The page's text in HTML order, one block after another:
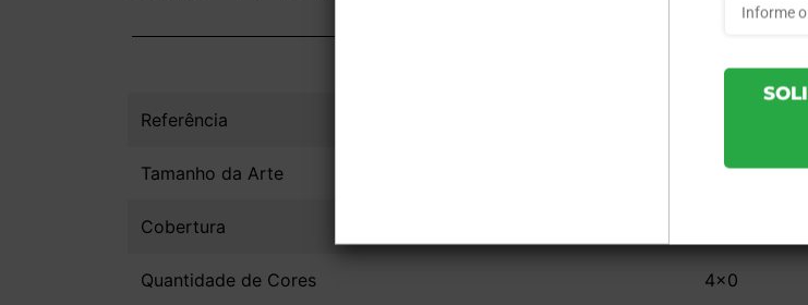
Referência
Tamanho da Arte 15x11
Cobertura
Quantidade de Cores 4x0